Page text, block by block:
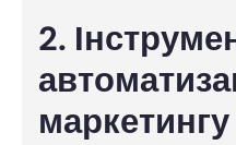
2.